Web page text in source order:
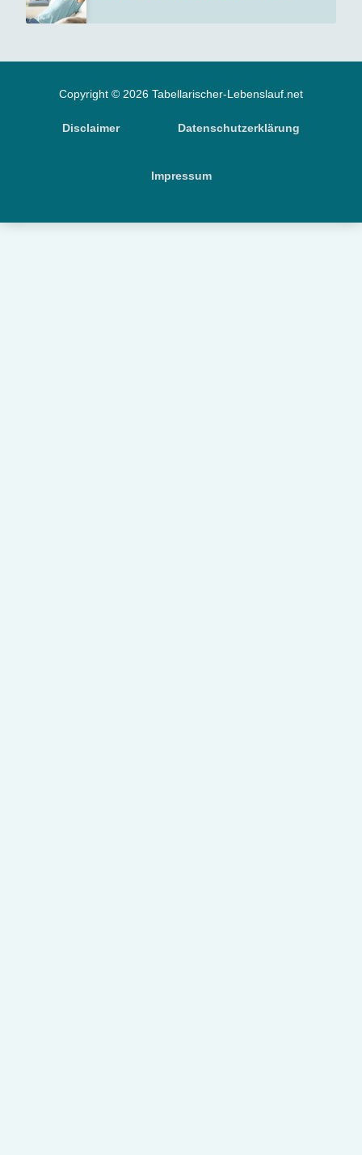
Copyright © 2026 Tabellarischer-Lebenslauf.net
Disclaimer Datenschutzerklärung
Impressum